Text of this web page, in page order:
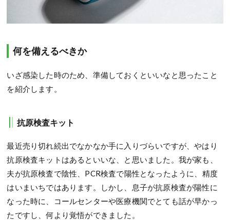
何を備えるべきか
いざ感染した時のため、準備しておくといいなと思ったこと
を紹介します。
抗原検査キット
最近売り切れ続出でなかなか手に入りづらいですが、やはり
抗原検査キットはあるといいな、と思いました。我が家も、
夫が抗原検査で陰性、PCR検査で陽性となったように、精度
はいまいちではあります。しかし、息子が抗原検査が陽性に
なった時に、コールセンターや医療機関でとても話が早かっ
たですし、何より覚悟ができました。